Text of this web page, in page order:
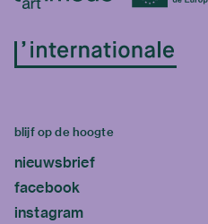
blijf op de hoogte
nieuwsbrief
facebook
instagram